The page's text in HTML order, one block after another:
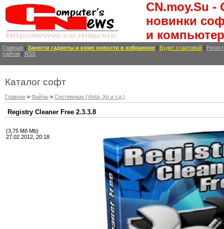
CN.moy.Su
новинки
и
Главная | Занести гаджеты и комп новости в избранное | Будет стартовой |
сайтов | RSS
Каталог софт
Главная » Файлы » Системные (Vista, Xp и т.д.)
Registry Cleaner Free 2.3.3.8
(3,75 Мб Mb)
27.02.2012, 20:18